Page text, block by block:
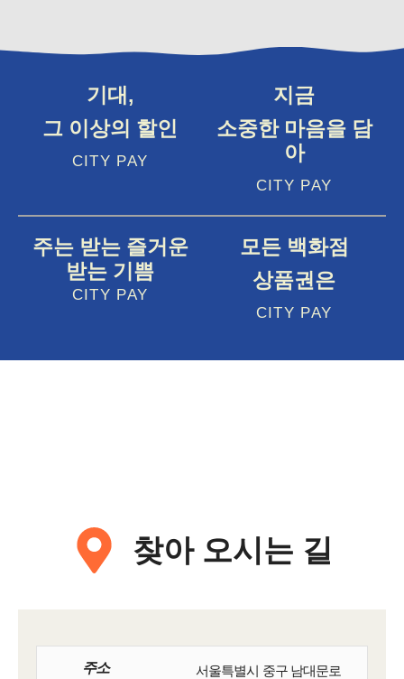
기대,
그 이상의 할인
CITY PAY
지금
소중한 마음을 담
아
CITY PAY
주는 받는 즐거운
받는 기쁨
CITY PAY
모든 백화점
상품권은
CITY PAY
찾아 오시는 길
주소
서울특별시 중구 남대문로